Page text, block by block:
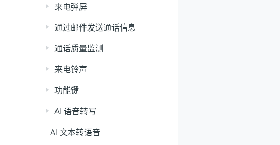
来电弹屏
通过邮件发送通话信息
通话质量监测
来电铃声
功能键
AI 语音转写
AI 文本转语音